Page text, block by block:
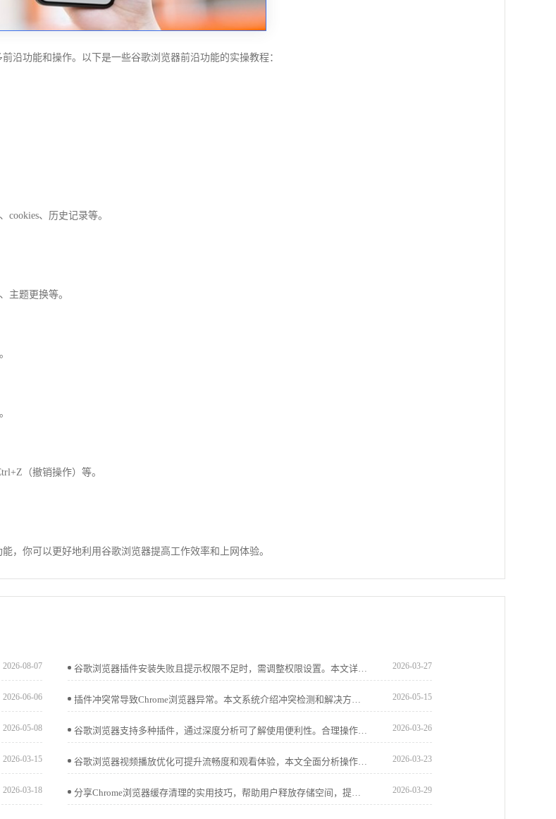
沿功能和操作。以下是一些谷歌浏览器前沿功能的实操教程：
、历史记录等。
主题更换等。
（撤销操作）等。
，你可以更好地利用谷歌浏览器提高工作效率和上网体验。
2026-08-07 谷歌浏览器插件安装失败且提示权限不足时，需调整权限设置。本文详细介绍修复方法，帮助用户顺利安装插件。 2026-03-27
2026-06-06 插件冲突常导致Chrome浏览器异常。本文系统介绍冲突检测和解决方案，帮助用户快速定位并修复问题，保障浏览器稳定流畅。 2026-05-15
2026-05-08 谷歌浏览器支持多种插件，通过深度分析可了解使用便利性。合理操作可提升功能体验和浏览效率。 2026-03-26
2026-03-15 谷歌浏览器视频播放优化可提升流畅度和观看体验，本文全面分析操作效果，帮助用户实现高清视频顺畅播放。 2026-03-23
2026-03-18 分享Chrome浏览器缓存清理的实用技巧，帮助用户释放存储空间，提升浏览器运行速度和稳定性，打造流畅的浏览体验。 2026-03-29